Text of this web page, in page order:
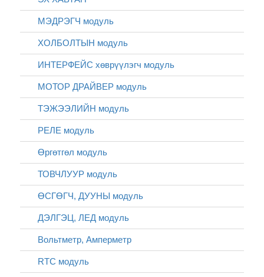
МЭДРЭГЧ модуль
ХОЛБОЛТЫН модуль
ИНТЕРФЕЙС хөврүүлэгч модуль
МОТОР ДРАЙВЕР модуль
ТЭЖЭЭЛИЙН модуль
РЕЛЕ модуль
Өргөтгөл модуль
ТОВЧЛУУР модуль
ӨСГӨГЧ, ДУУНЫ модуль
ДЭЛГЭЦ, ЛЕД модуль
Вольтметр, Амперметр
RTC модуль